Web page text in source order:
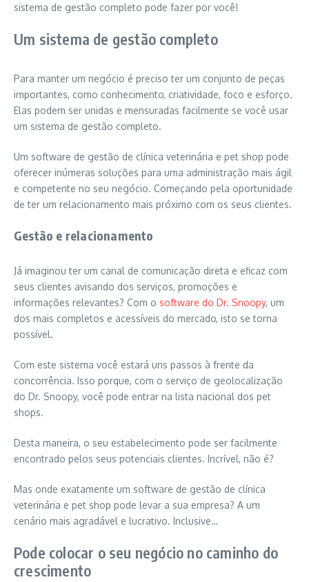
sistema de gestão completo pode fazer por você!
Um sistema de gestão completo
Para manter um negócio é preciso ter um conjunto de peças
importantes, como conhecimento, criatividade, foco e esforço.
Elas podem ser unidas e mensuradas facilmente se você usar
um sistema de gestão completo.
Um software de gestão de clínica veterinária e pet shop pode
oferecer inúmeras soluções para uma administração mais ágil
e competente no seu negócio. Começando pela oportunidade
de ter um relacionamento mais próximo com os seus clientes.
Gestão e relacionamento
Já imaginou ter um canal de comunicação direta e eficaz com
seus clientes avisando dos serviços, promoções e
informações relevantes? Com o software do Dr. Snoopy, um
dos mais completos e acessíveis do mercado, isto se torna
possível.
Com este sistema você estará uns passos à frente da
concorrência. Isso porque, com o serviço de geolocalização
do Dr. Snoopy, você pode entrar na lista nacional dos pet
shops.
Desta maneira, o seu estabelecimento pode ser facilmente
encontrado pelos seus potenciais clientes. Incrível, não é?
Mas onde exatamente um software de gestão de clínica
veterinária e pet shop pode levar a sua empresa? A um
cenário mais agradável e lucrativo. Inclusive…
Pode colocar o seu negócio no caminho do
crescimento